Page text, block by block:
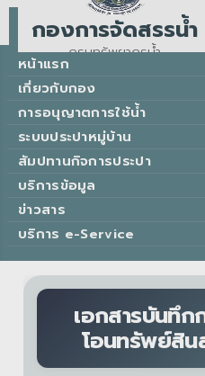
กองการจัดสรรน้ำ
กรมทรัพยากรน้ำ
Water Allocation Division
หน้าแรก
เกี่ยวกับกอง
การอนุญาตการใช้น้ำ
ระบบประปาหมู่บ้าน
สัมปทานกิจการประปา
บริการข้อมูล
ข่าวสาร
บริการ e-Service
เอกสารบันทึก
โอนทรัพย์สิน